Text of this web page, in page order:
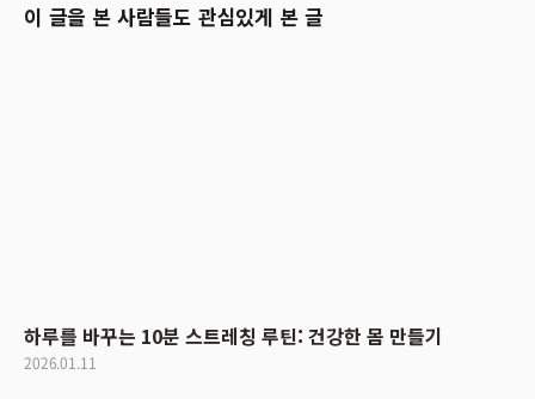
이 글을 본 사람들도 관심있게 본 글
하루를 바꾸는 10분 스트레칭 루틴: 건강한 몸 만들기
2026.01.11